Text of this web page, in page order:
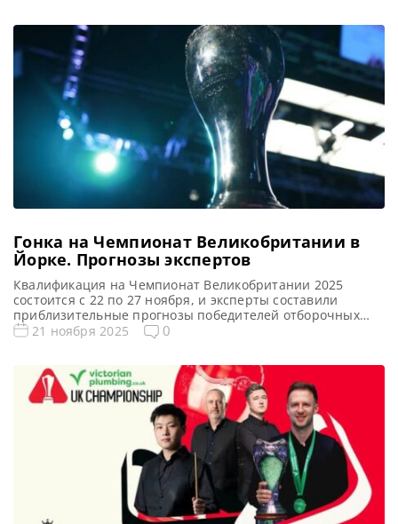
Бресель лишился возможности принять участие в
заключительных этапах Чемпионата Великобритании по
снукеру […]
Гонка на Чемпионат Великобритании в
Йорке. Прогнозы экспертов
Квалификация на Чемпионат Великобритании 2025
состоится с 22 по 27 ноября, и эксперты составили
приблизительные прогнозы победителей отборочных
этапов, сообщает WST В эту субботу начнется
снукеру (UK Championship). А потому в Уигане ожидается
напряженная борьба за право участвовать в финальной
стадии турнира, […]
21 ноября 2025 0